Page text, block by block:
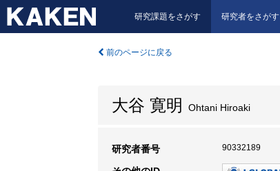
研究課題をさがす 研究者をさがす
前のページに戻る
大谷 寛明 Ohtani Hiroaki
研究者番号 90332189